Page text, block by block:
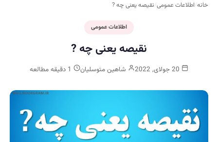
خانه/اطلاعات عمومی/نقیصه یعنی چه ?
اطلاعات عمومی
نقیصه یعنی چه ?
شاهین متوسلیان